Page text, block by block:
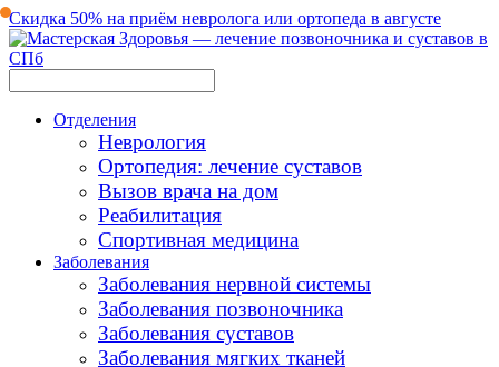
Скидка 50% на приём невролога или ортопеда в августе
Отделения
Неврология
Ортопедия: лечение суставов
Вызов врача на дом
Реабилитация
Спортивная медицина
Заболевания
Заболевания нервной системы
Заболевания позвоночника
Заболевания суставов
Заболевания мягких тканей